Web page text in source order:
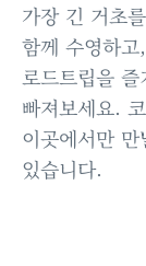
가장 긴 거초
함께 수영하
로드트립을
빠져보세요.
이곳에서만
있습니다.